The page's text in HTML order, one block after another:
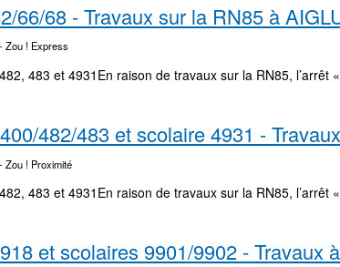
66/68 - Travaux sur la RN85 à
- Zou ! Express
483 et 4931En raison de travaux sur la RN85,
482/483 et scolaire 4931 -
- Zou ! Proximité
483 et 4931En raison de travaux sur la RN85,
et scolaires 9901/9902 - Travaux